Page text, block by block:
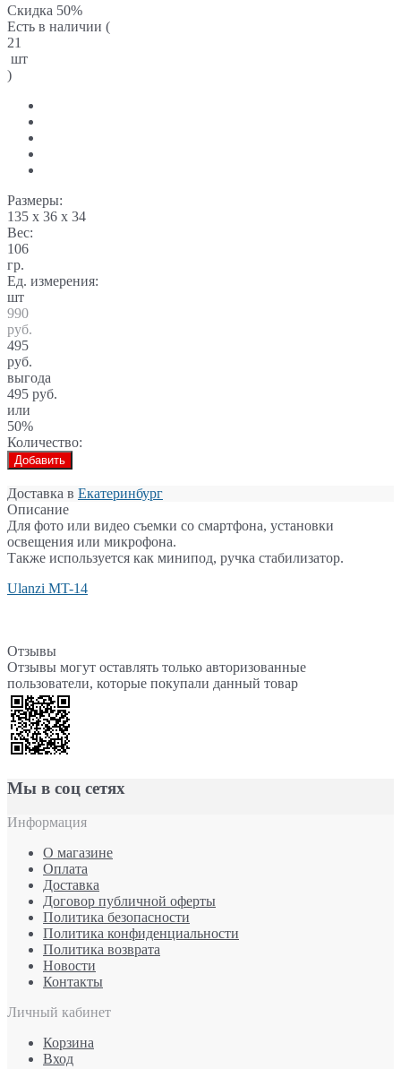
Скидка 50%
Есть в наличии (
21
шт
)
Размеры:
135 x 36 x 34
Вес:
106
гр.
Ед. измерения:
шт
990
руб.
495
руб.
выгода
495 руб.
или
50%
Количество:
Добавить
Доставка в Екатеринбург
Описание
Для фото или видео съемки со смартфона, установки
освещения или микрофона.
Также используется как минипод, ручка стабилизатор.
Ulanzi MT-14
Отзывы
Отзывы могут оставлять только авторизованные
пользователи, которые покупали данный товар
Мы в соц сетях
Информация
О магазине
Оплата
Доставка
Договор публичной оферты
Политика безопасности
Политика конфиденциальности
Политика возврата
Новости
Контакты
Личный кабинет
Корзина
Вход